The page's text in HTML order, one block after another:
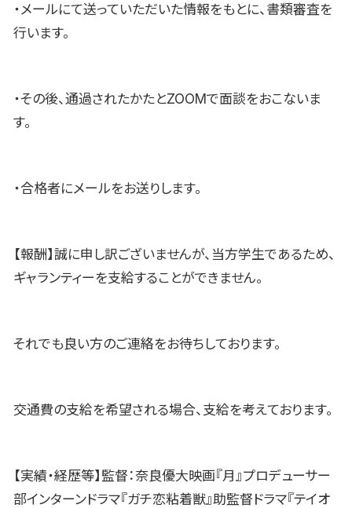
・メールにて送っていただいた情報をもとに、書類審査を
行います。
・その後、通過されたかたとZOOMで面談をおこないま
す。
・合格者にメールをお送りします。
【報酬】誠に申し訳ございませんが、当方学生であるため、
ギャランティーを支給することができません。
それでも良い方のご連絡をお待ちしております。
交通費の支給を希望される場合、支給を考えております。
【実績・経歴等】監督：奈良優大映画『月』プロデューサー
部インターンドラマ『ガチ恋粘着獣』助監督ドラマ『テイオ